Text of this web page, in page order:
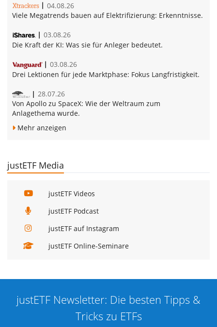
04.08.26
Vie­le Me­ga­trends bau­en auf Elek­tri­fi­zie­rung: Erkenntnisse.
03.08.26
Die Kraft der KI: Was sie für Anleger bedeutet.
03.08.26
Drei Lektionen für jede Marktphase: Fokus Langfristigkeit.
28.07.26
Von Apollo zu SpaceX: Wie der Weltraum zum
Anlagethema wurde.
Mehr anzeigen
justETF Media
justETF Videos
justETF Podcast
justETF auf Instagram
justETF Online-Seminare
justETF Newsletter: Die besten Tipps &
Tricks zu ETFs